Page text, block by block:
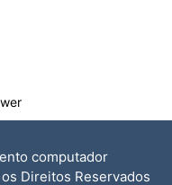
computador
Direitos Reservados